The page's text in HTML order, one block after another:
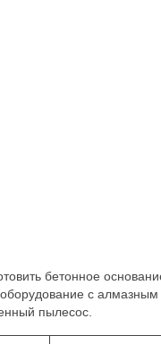
бетонное
с алмазным
пылесос.